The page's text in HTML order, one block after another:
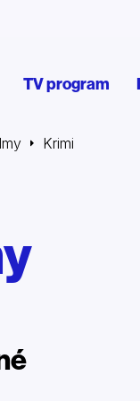
TV program
Krimi